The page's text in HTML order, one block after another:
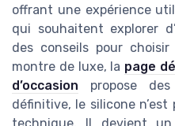
offrant une expérience
qui souhaitent explorer
des conseils pour
montre de luxe, la page
d’occasion propose
définitive, le silicone